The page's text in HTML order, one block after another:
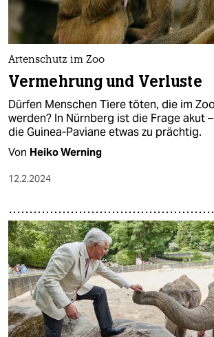
Artenschutz im Zoo
Vermehrung und Verluste
Dürfen Menschen Tiere töten, die im
werden? In Nürnberg ist die Frage akut
die Guinea-Paviane etwas zu prächtig.
Von Heiko Werning
12.2.2024